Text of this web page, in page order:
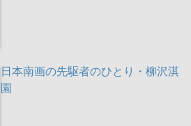
日本南画の先駆者のひとり・柳沢淇
園